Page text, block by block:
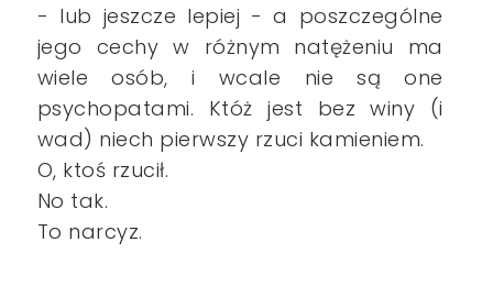
- lub jeszcze lepiej - a poszczególne
jego cechy w różnym natężeniu ma
wiele osób, i wcale nie są one
psychopatami. Któż jest bez winy (i
wad) niech pierwszy rzuci kamieniem.
O, ktoś rzucił.
No tak.
To narcyz.